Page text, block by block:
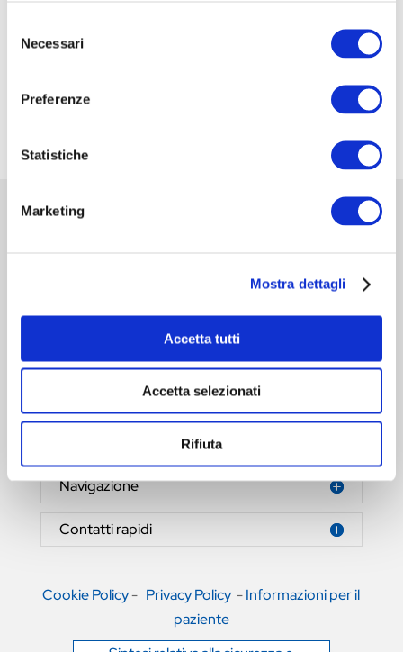
delNecessari
Preferenze
Statistiche
Marketing
Mostra dettagli
Accetta tutti
Accetta selezionati
Rifiuta
HERNIAMESH® S.r.l.
Area riservata
Navigazione
Contatti rapidi
Cookie Policy- Privacy Policy -Informazioni per il
paziente